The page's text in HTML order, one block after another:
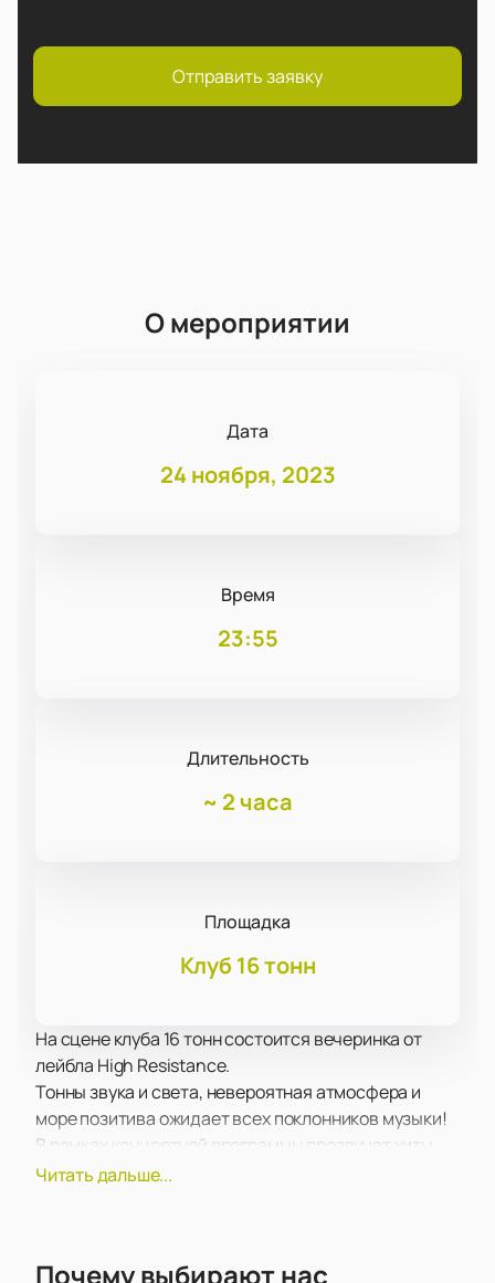
Отправить заявку
О мероприятии
Дата
24 ноября, 2023
Время
23:55
Длительность
~ 2 часа
Площадка
Клуб 16 тонн
На сцене клуба 16 тонн состоится вечеринка от
лейбла High Resistance.
Тонны звука и света, невероятная атмосфера и
море позитива ожидает всех поклонников музыки!
В рамках концертной программы прозвучат хиты,
уже хорошо известные поклонникам, а также более
Зрителей традиционно ожидает море
Читать дальше...
Почему выбирают нас